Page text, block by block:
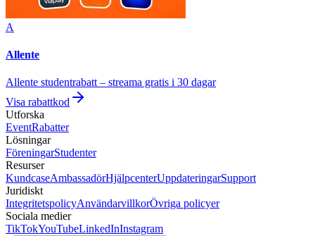
A
Allente
Allente studentrabatt – streama gratis i 30 dagar
Visa rabattkod
Utforska
EventRabatter
Lösningar
FöreningarStudenter
Resurser
KundcaseAmbassadörHjälpcenterUppdateringarSupport
Juridiskt
IntegritetspolicyAnvändarvillkorÖvriga policyer
Sociala medier
TikTokYouTubeLinkedInInstagram